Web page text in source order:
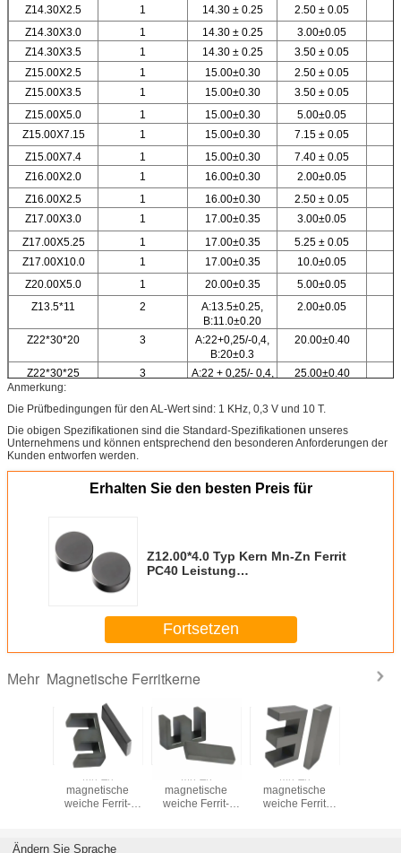
Z14.30X2.5
1 14.30 ± 0.25 2.50 ± 0.05
Z14.30X3.0
1 14.30 ± 0.25 3.00±0.05
Z14.30X3.5
1 14.30 ± 0.25 3.50 ± 0.05
Z15.00X2.5
1 15.00±0.30 2.50 ± 0.05
Z15.00X3.5
1 15.00±0.30 3.50 ± 0.05
Z15.00X5.0
1 15.00±0.30 5.00±0.05
Z15.00X7.15
1 15.00±0.30 7.15 ± 0.05
Z15.00X7.4
1 15.00±0.30 7.40 ± 0.05
Z16.00X2.0
1 16.00±0.30 2.00±0.05
Z16.00X2.5
1 16.00±0.30 2.50 ± 0.05
Z17.00X3.0
1 17.00±0.35 3.00±0.05
Z17.00X5.25
1 17.00±0.35 5.25 ± 0.05
Z17.00X10.0
1 17.00±0.35 10.0±0.05
Z20.00X5.0
1 20.00±0.35 5.00±0.05
Z13.5*11
2
A:13.5±0.25,
B:11.0±0.20
2.00±0.05
Z22*30*20 3
A:22+0,25/-0,4,
B:20±0.3
20.00±0.40
Z22*30*25 3
A:22 + 0,25/- 0,4,
25.00±0.40
Z32.0X17.0X5.0 4
A: 32 ± 0,5, B: 17
5.60 ± 0.10
Anmerkung:
Die Prüfbedingungen für den AL-Wert sind: 1 KHz, 0,3 V und 10 T.
Die obigen Spezifikationen sind die Standard-Spezifikationen unseres
Unternehmens und können entsprechend den besonderen Anforderungen der
Kunden entworfen werden.
Erhalten Sie den besten Preis für
Z12.00*4.0 Typ Kern Mn-Zn Ferrit
PC40 Leistung
Fortsetzen
Mehr Magnetische Ferritkerne
Mn-Zn
magnetische
weiche Ferrit-
Mn-Zn
magnetische
weiche Ferrit-
Mn-Zn
magnetische
weiche Ferrit
Ändern Sie Sprache